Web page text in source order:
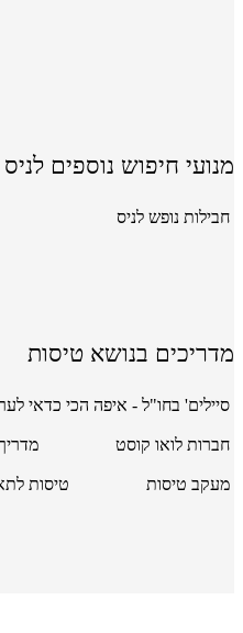
מנועי חיפוש נוספים לניס
חבילות נופש לניס
מדריכים בנושא טיסות
סיילים' בחו"ל - איפה הכי כדאי
חברות לואו קוסט
מעקב טיסות טיסות